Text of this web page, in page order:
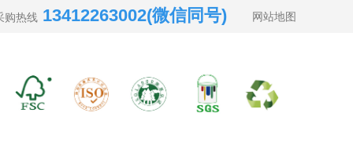
购热线 13412263002(微信同号) 网站地图